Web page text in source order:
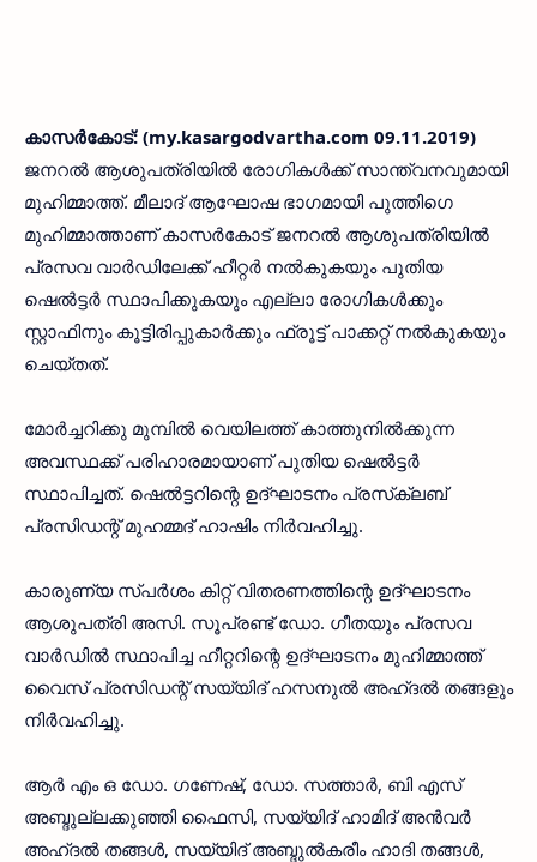
കാസര്‍കോട്: (my.kasargodvartha.com 09.11.2019)
ജനറല്‍ ആശുപത്രിയില്‍ രോഗികള്‍ക്ക് സാന്ത്വനവുമായി
മുഹിമ്മാത്ത്. മീലാദ് ആഘോഷ ഭാഗമായി പുത്തിഗെ
മുഹിമ്മാത്താണ് കാസര്‍കോട് ജനറല്‍ ആശുപത്രിയില്‍
പ്രസവ വാര്‍ഡിലേക്ക് ഹീറ്റര്‍ നല്‍കുകയും പുതിയ
ഷെല്‍ട്ടര്‍ സ്ഥാപിക്കുകയും എല്ലാ രോഗികള്‍ക്കും
സ്റ്റാഫിനും കൂട്ടിരിപ്പുകാര്‍ക്കും ഫ്രൂട്ട് പാക്കറ്റ് നല്‍കുകയും
ചെയ്തത്.
മോര്‍ച്ചറിക്കു മുമ്പില്‍ വെയിലത്ത് കാത്തുനില്‍ക്കുന്ന
അവസ്ഥക്ക് പരിഹാരമായാണ് പുതിയ ഷെല്‍ട്ടര്‍
സ്ഥാപിച്ചത്. ഷെല്‍ട്ടറിന്റെ ഉദ്ഘാടനം പ്രസ്‌ക്ലബ്
പ്രസിഡന്റ് മുഹമ്മദ് ഹാഷിം നിര്‍വഹിച്ചു.
കാരുണ്യ സ്പര്‍ശം കിറ്റ് വിതരണത്തിന്റെ ഉദ്ഘാടനം
ആശുപത്രി അസി. സൂപ്രണ്ട് ഡോ. ഗീതയും പ്രസവ
വാര്‍ഡില്‍ സ്ഥാപിച്ച ഹീറ്ററിന്റെ ഉദ്ഘാടനം മുഹിമ്മാത്ത്
വൈസ് പ്രസിഡന്റ് സയ്യിദ് ഹസനുല്‍ അഹ്ദല്‍ തങ്ങളും
നിര്‍വഹിച്ചു.
ആര്‍ എം ഒ ഡോ. ഗണേഷ്, ഡോ. സത്താര്‍, ബി എസ്
അബ്ദുല്ലക്കുഞ്ഞി ഫൈസി, സയ്യിദ് ഹാമിദ് അന്‍വര്‍
അഹ്ദല്‍ തങ്ങള്‍, സയ്യിദ് അബ്ദുല്‍കരീം ഹാദി തങ്ങള്‍,